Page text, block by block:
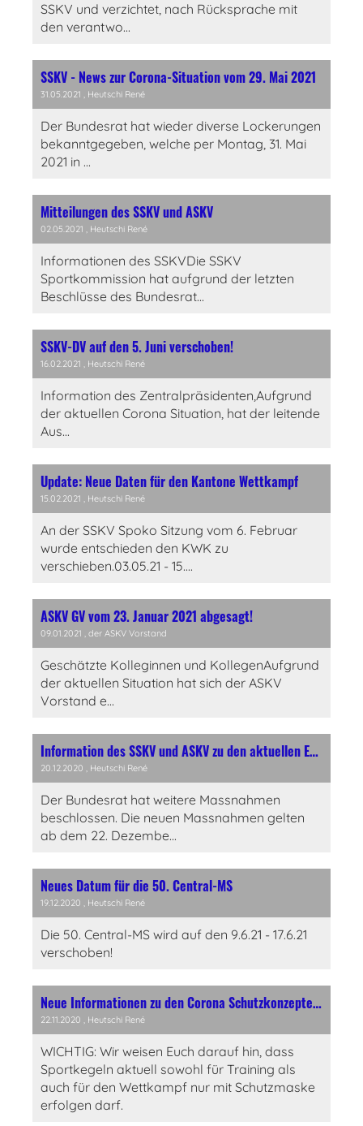
SSKV und verzichtet, nach Rücksprache mit
den verantwo...
SSKV - News zur Corona-Situation vom 29. Mai 2021
31.05.2021 , Heutschi René
Der Bundesrat hat wieder diverse Lockerungen
bekanntgegeben, welche per Montag, 31. Mai
2021 in ...
Mitteilungen des SSKV und ASKV
02.05.2021 , Heutschi René
Informationen des SSKVDie SSKV
Sportkommission hat aufgrund der letzten
Beschlüsse des Bundesrat...
SSKV-DV auf den 5. Juni verschoben!
16.02.2021 , Heutschi René
Information des Zentralpräsidenten,Aufgrund
der aktuellen Corona Situation, hat der leitende
Aus...
Update: Neue Daten für den Kantone Wettkampf
15.02.2021 , Heutschi René
An der SSKV Spoko Sitzung vom 6. Februar
wurde entschieden den KWK zu
verschieben.03.05.21 - 15....
ASKV GV vom 23. Januar 2021 abgesagt!
09.01.2021 , der ASKV Vorstand
Geschätzte Kolleginnen und KollegenAufgrund
der aktuellen Situation hat sich der ASKV
Vorstand e...
Information des SSKV und ASKV zu den aktuellen Entscheiden des Bundesrates vom 18.12.20
20.12.2020 , Heutschi René
Der Bundesrat hat weitere Massnahmen
beschlossen. Die neuen Massnahmen gelten
ab dem 22. Dezembe...
Neues Datum für die 50. Central-MS
19.12.2020 , Heutschi René
Die 50. Central-MS wird auf den 9.6.21 - 17.6.21
verschoben!
Neue Informationen zu den Corona Schutzkonzepten - update vom 8.11.2020
22.11.2020 , Heutschi René
WICHTIG: Wir weisen Euch darauf hin, dass
Sportkegeln aktuell sowohl für Training als
auch für den Wettkampf nur mit Schutzmaske
erfolgen darf.